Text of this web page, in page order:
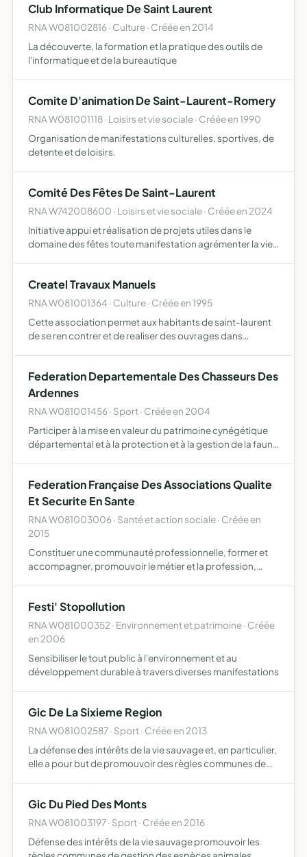
par…
Club Informatique De Saint Laurent
RNA W081002816 · Culture · Créée en 2014
La découverte, la formation et la pratique des outils de
l'informatique et de la bureautique
Comite D'animation De Saint-Laurent-Romery
RNA W081001118 · Loisirs et vie sociale · Créée en 1990
Organisation de manifestations culturelles, sportives, de
detente et de loisirs.
Comité Des Fêtes De Saint-Laurent
RNA W742008600 · Loisirs et vie sociale · Créée en 2024
Initiative appui et réalisation de projets utiles dans le
domaine des fêtes toute manifestation agrémenter la vie
Createl Travaux Manuels
RNA W081001364 · Culture · Créée en 1995
Cette association permet aux habitants de saint-laurent
de se ren contrer et de realiser des ouvrages dans
Federation Departementale Des Chasseurs Des
Ardennes
RNA W081001456 · Sport · Créée en 2004
Participer à la mise en valeur du patrimoine cynégétique
départemental et à la protection et à la gestion de la faune
Federation Française Des Associations Qualite
Et Securite En Sante
RNA W081003006 · Santé et action sociale · Créée en
2015
Constituer une communauté professionnelle, former et
accompagner, promouvoir le métier et la profession,
Festi' Stopollution
RNA W081000352 · Environnement et patrimoine · Créée
en 2006
Sensibiliser le tout public à l'environnement et au
développement durable à travers diverses manifestations
Gic De La Sixieme Region
RNA W081002587 · Sport · Créée en 2013
La défense des intérêts de la vie sauvage et, en particulier,
elle a pour but de promouvoir des règles communes de
permettre…
Gic Du Pied Des Monts
RNA W081003197 · Sport · Créée en 2016
Défense des intérêts de la vie sauvage promouvoir les